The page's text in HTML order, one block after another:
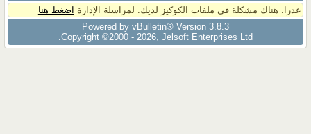
عذرا. هناك مشكلة فى ملفات الكوكيز لديك. لمراسلة الإدارة اضغط هنا
Powered by vBulletin® Version 3.8.3
Copyright ©2000 - 2026, Jelsoft Enterprises Ltd.